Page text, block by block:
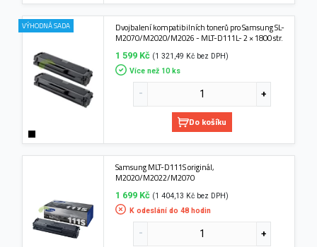
VÝHODNÁ SADA
Dvojbalení kompatibilních tonerů pro Samsung SL-
M2070/M2020/M2026 - MLT-D111L- 2 × 1800 str.
1 599 Kč (1 321,49 Kč bez DPH)
Více než 10 ks
Do košíku
Samsung MLT-D111S originál,
M2020/M2022/M2070
1 699 Kč (1 404,13 Kč bez DPH)
K odeslání do 48 hodin